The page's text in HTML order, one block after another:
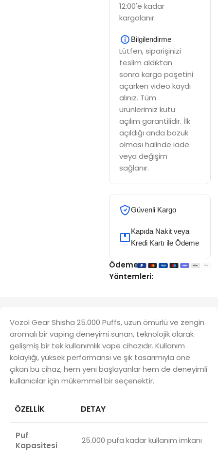
12:00'e kadar
kargolanır.
Bilgilendirme
Lütfen, siparişinizi
teslim aldıktan
sonra kargo poşetini
açarken video kaydı
alınız. Tüm
ürünlerimiz kutu
açılım garantilidir. İlk
açıldığı anda bozuk
olması halinde iade
veya değişim
sağlanır.
Güvenli Kargo
Kapıda Nakit veya
Kredi Kartı ile Ödeme
Ödeme
Yöntemleri:
Vozol Gear Shisha 25.000 Puffs, uzun ömürlü ve zengin
aromalı bir vaping deneyimi sunan, teknolojik olarak
gelişmiş bir tek kullanımlık vape cihazıdır. Kullanım
kolaylığı, yüksek performansı ve şık tasarımıyla öne
çıkan bu cihaz, hem yeni başlayanlar hem de deneyimli
kullanıcılar için mükemmel bir seçenektir.
ÖZELLIK DETAY
Puf
Kapasitesi
25.000 pufa kadar kullanım imkanı